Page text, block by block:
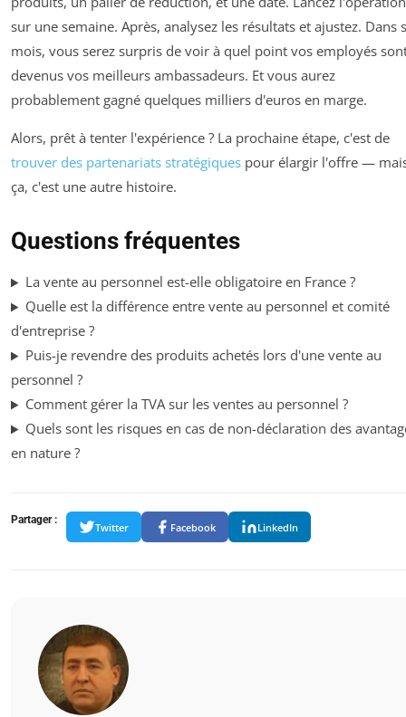
sur une semaine. Après, analysez les résultats et ajustez. Dans
mois, vous serez surpris de voir à quel point vos employés
devenus vos meilleurs ambassadeurs. Et vous aurez
probablement gagné quelques milliers d'euros en marge.
Alors, prêt à tenter l'expérience ? La prochaine étape, c'est de
trouver des partenariats stratégiques pour élargir l'offre —
ça, c'est une autre histoire.
Questions fréquentes
La vente au personnel est-elle obligatoire en France ?
Quelle est la différence entre vente au personnel et comité
d'entreprise ?
Puis-je revendre des produits achetés lors d'une vente au
personnel ?
Comment gérer la TVA sur les ventes au personnel ?
Quels sont les risques en cas de non-déclaration des
en nature ?
Partager :
Twitter Facebook LinkedIn